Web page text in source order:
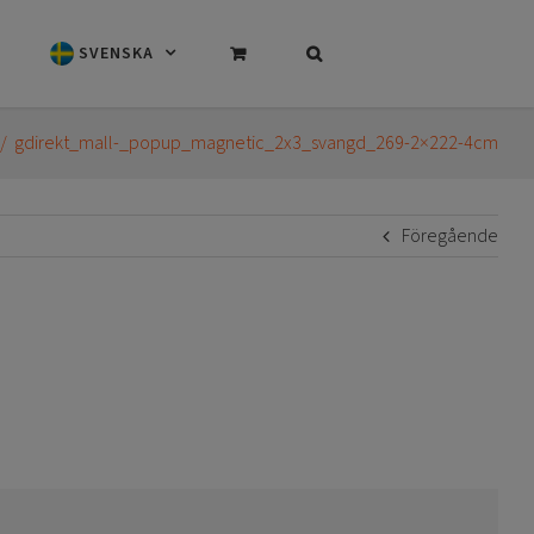
SVENSKA
gdirekt_mall-_popup_magnetic_2x3_svangd_269-2×222-4cm
Föregående